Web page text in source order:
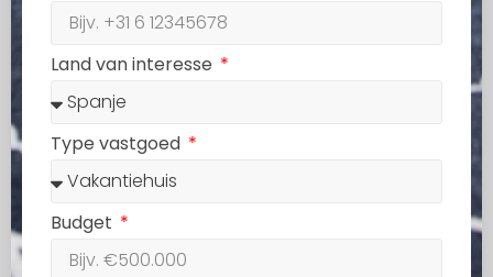
Land van interesse
Type vastgoed
Budget